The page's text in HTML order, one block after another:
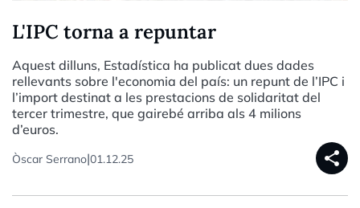
L'IPC torna a repuntar
Aquest dilluns, Estadística ha publicat dues dades
rellevants sobre l'economia del país: un repunt de l’IPC i
l’import destinat a les prestacions de solidaritat del
tercer trimestre, que gairebé arriba als 4 milions
d’euros.
Òscar Serrano|01.12.25 share